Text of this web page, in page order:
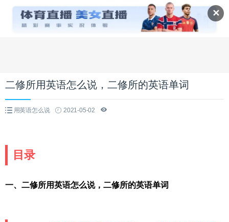
✕
二修所用英语怎么说，二修所的英语单词
用英语怎么说 2021-05-02
目录
一、二修所用英语怎么说，二修所的英语单词